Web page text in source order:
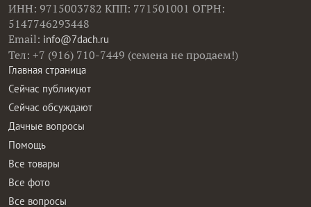
ИНН: 9715003782 КПП: 771501001 ОГРН:
5147746293448
Email: info@7dach.ru
Тел: +7 (916) 710-7449 (семена не продаем!)
Главная страница
Сейчас публикуют
Сейчас обсуждают
Дачные вопросы
Помощь
Все товары
Все фото
Все вопросы